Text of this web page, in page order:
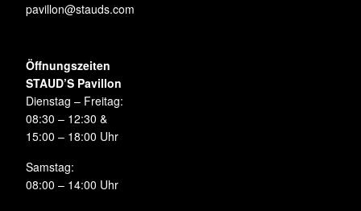
pavillon@stauds.com
Öffnungszeiten
STAUD’S Pavillon
Dienstag – Freitag:
08:30 – 12:30 &
15:00 – 18:00 Uhr
Samstag:
08:00 – 14:00 Uhr